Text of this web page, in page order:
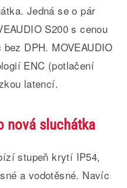
Jedná se o pár
S200 s cenou
DPH. MOVEAUDIO
ENC (potlačení
latencí.
nová sluchátka
stupeň krytí IP54,
a vodotěsné. Navíc